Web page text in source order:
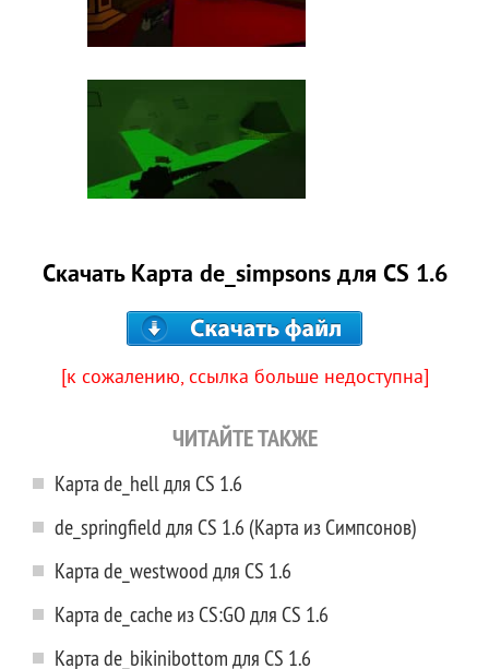
Скачать Карта de_simpsons для CS 1.6
[к сожалению, ссылка больше недоступна]
ЧИТАЙТЕ ТАКЖЕ
Карта de_hell для CS 1.6
de_springfield для CS 1.6 (Карта из Симпсонов)
Карта de_westwood для CS 1.6
Карта de_cache из CS:GO для CS 1.6
Карта de_bikinibottom для CS 1.6